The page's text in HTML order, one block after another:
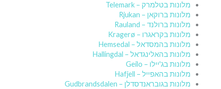
מלונות בטלמרק – Telemark
מלונות ברוקאן – Rjukan
מלונות ברולנד – Rauland
מלונות בקראגרו – Kragerø
מלונות בהמסדאל – Hemsedal
מלונות בהאלינגדאל – Hallingdal
מלונות בג'יילו – Geilo
מלונות בהאפייל – Hafjell
מלונות בגובראנדסדלן – Gudbrandsdalen